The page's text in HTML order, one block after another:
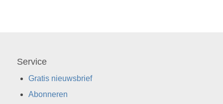
Service
Gratis nieuwsbrief
Abonneren